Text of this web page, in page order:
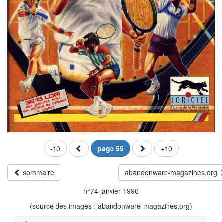
-10 page 55 +10
sommaire
abandonware-magazines.org
n°74 janvier 1990
(source des images : abandonware-magazines.org)